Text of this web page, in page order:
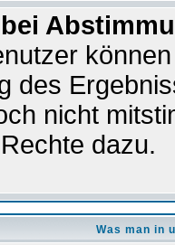
des
nicht
dazu.
Was man in